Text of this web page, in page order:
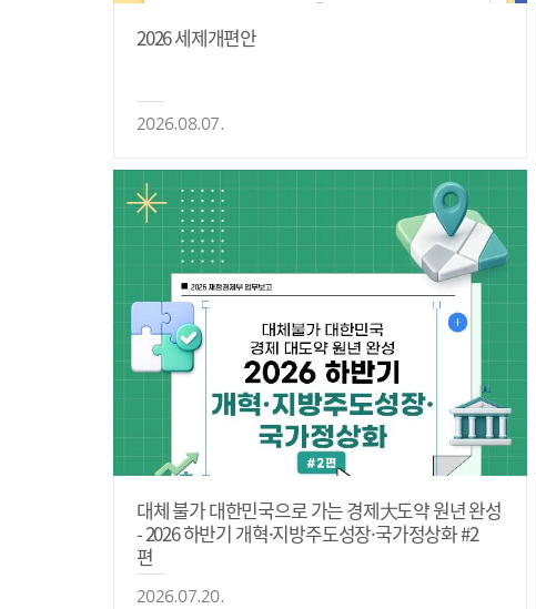
2026 세제개편안
2026.08.07.
대체 불가 대한민국으로 가는 경제大도약 원년 완성
- 2026 하반기 개혁·지방주도성장·국가정상화 #2
편
2026.07.20.